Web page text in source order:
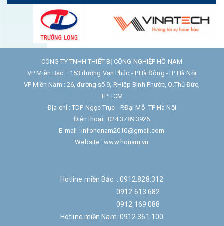
CÔNG TY TNHH THIẾT BỊ CÔNG NGHIỆP HỒ NAM
VP Miền Bắc : 153 đường Vạn Phúc - P.Hà Đông -TP Hà Nội
VP Miền Nam : 26, đường số 9, P.Hiệp Bình Phước, Q.Thủ Đức,
TP.HCM
Địa chỉ : TDP Ngọc Trục - P.Đại Mỗ -TP Hà Nội
Điện thoại : 024 3789 3926
E-mail : infohonam2010@gmail.com
Website : www.honam.vn
Hotline miền Bắc : 0912.828.312
0912.613.682
0912.169.088
Hotline miền Nam :0912.361.100